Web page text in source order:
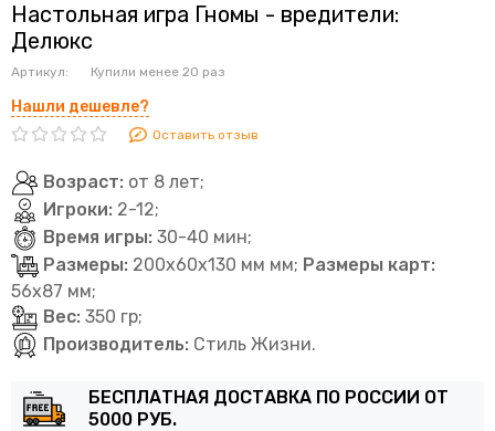
Настольная игра Гномы - вредители:
Делюкс
Артикул: Купили менее 20 раз
Нашли дешевле?
Оставить отзыв
Возраст: от 8 лет;
Игроки: 2-12;
Время игры: 30-40 мин;
Размеры: 200x60x130 мм мм; Размеры карт:
56х87 мм;
Вес: 350 гр;
Производитель: Стиль Жизни.
БЕСПЛАТНАЯ ДОСТАВКА ПО РОССИИ ОТ
5000 РУБ.